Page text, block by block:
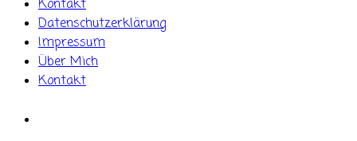
Kontakt
Datenschutzerklärung
Impressum
Über Mich
Kontakt